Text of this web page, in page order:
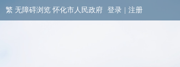
繁 无障碍浏览 怀化市人民政府 登录 注册